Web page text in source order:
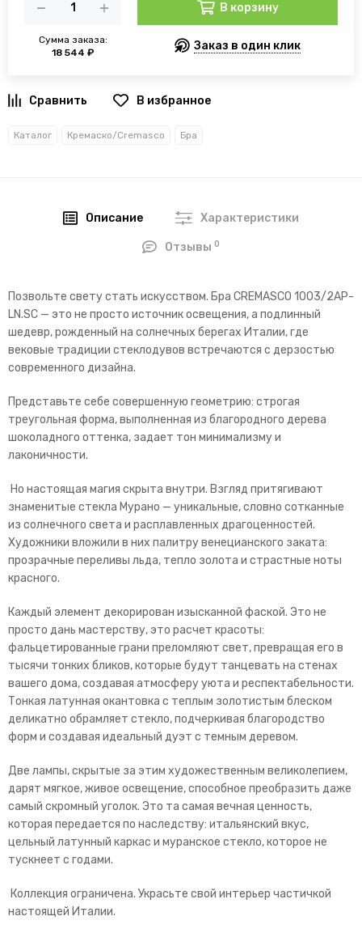
Сумма заказа:
18 544 ₽
В корзину
Заказ в один клик
В избранное
Каталог Кремаско/Cremasco Бра
Описание Характеристики
Отзывы0
Позвольте свету стать искусством. Бра CREMASCO 1003/2AP-
LN.SC — это не просто источник освещения, а подлинный
шедевр, рожденный на солнечных берегах Италии, где
вековые традиции стеклодувов встречаются с дерзостью
современного дизайна.
Представьте себе совершенную геометрию: строгая
треугольная форма, выполненная из благородного дерева
шоколадного оттенка, задает тон минимализму и
лаконичности.
Но настоящая магия скрыта внутри. Взгляд притягивают
знаменитые стекла Мурано — уникальные, словно сотканные
из солнечного света и расплавленных драгоценностей.
Художники вложили в них палитру венецианского заката:
прозрачные переливы льда, тепло золота и страстные ноты
красного.
Каждый элемент декорирован изысканной фаской. Это не
просто дань мастерству, это расчет красоты:
фальцетированные грани преломляют свет, превращая его в
тысячи тонких бликов, которые будут танцевать на стенах
вашего дома, создавая атмосферу уюта и респектабельности.
Тонкая латунная окантовка с теплым золотистым блеском
деликатно обрамляет стекло, подчеркивая благородство
форм и создавая идеальный дуэт с темным деревом.
Две лампы, скрытые за этим художественным великолепием,
дарят мягкое, живое освещение, способное преобразить даже
самый скромный уголок. Это та самая вечная ценность,
которая передается по наследству: итальянский вкус,
цельный латунный каркас и муранское стекло, которое не
тускнеет с годами.
Коллекция ограничена. Украсьте свой интерьер частичкой
настоящей Италии.